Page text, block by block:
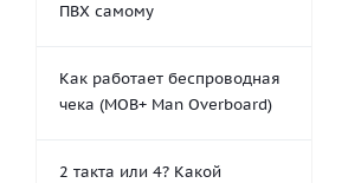
ПВХ самому
Как работает беспроводная
чека (MOB+ Man Overboard)
2 такта или 4? Какой